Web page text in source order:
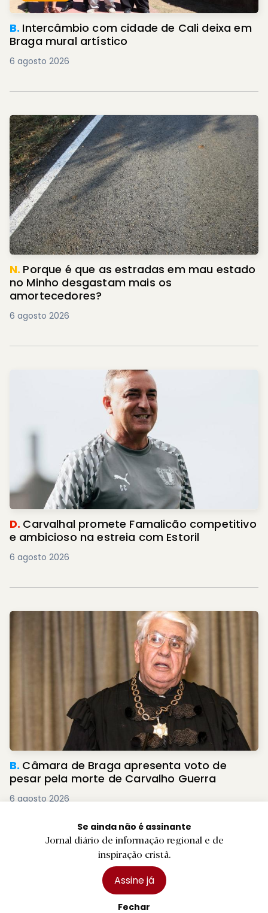
B. Intercâmbio com cidade de Cali deixa em
Braga mural artístico
6 agosto 2026
N. Porque é que as estradas em mau estado
no Minho desgastam mais os
amortecedores?
6 agosto 2026
D. Carvalhal promete Famalicão competitivo
e ambicioso na estreia com Estoril
6 agosto 2026
B. Câmara de Braga apresenta voto de
pesar pela morte de Carvalho Guerra
6 agosto 2026
Se ainda não é assinante
Jornal diário de informação regional e de
inspiração cristã.
Assine já
Fechar